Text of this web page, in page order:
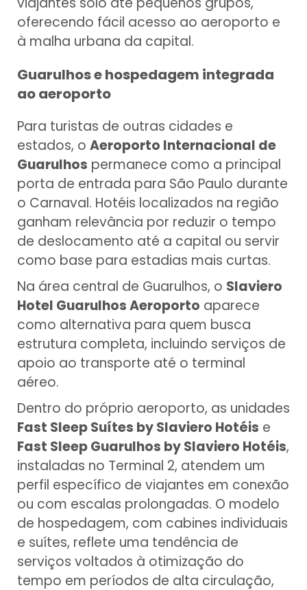
oferecendo fácil acesso ao aeroporto e
à malha urbana da capital.
Guarulhos e hospedagem integrada
ao aeroporto
Para turistas de outras cidades e
estados, o Aeroporto Internacional de
Guarulhos permanece como a principal
porta de entrada para São Paulo durante
o Carnaval. Hotéis localizados na região
ganham relevância por reduzir o tempo
de deslocamento até a capital ou servir
como base para estadias mais curtas.
Na área central de Guarulhos, o Slaviero
Hotel Guarulhos Aeroporto aparece
como alternativa para quem busca
estrutura completa, incluindo serviços de
apoio ao transporte até o terminal
aéreo.
Dentro do próprio aeroporto, as unidades
Fast Sleep Suítes by Slaviero Hotéis e
Fast Sleep Guarulhos by Slaviero Hotéis,
instaladas no Terminal 2, atendem um
perfil específico de viajantes em conexão
ou com escalas prolongadas. O modelo
de hospedagem, com cabines individuais
e suítes, reflete uma tendência de
serviços voltados à otimização do
tempo em períodos de alta circulação,